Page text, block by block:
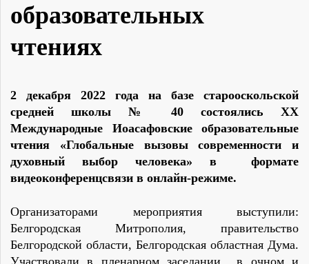
образовательных
чтениях
2 декабря 2022 года на базе старооскольской
средней школы № 40 состоялись XX
Международные Иоасафовские образовательные
чтения «Глобальные вызовы современности и
духовный выбор человека» в формате
видеоконференцсвязи в онлайн-режиме.
Организаторами мероприятия выступили:
Белгородская Митрополия, правительство
Белгородской области, Белгородская областная Дума.
Участвовали в пленарном заседании в очном и